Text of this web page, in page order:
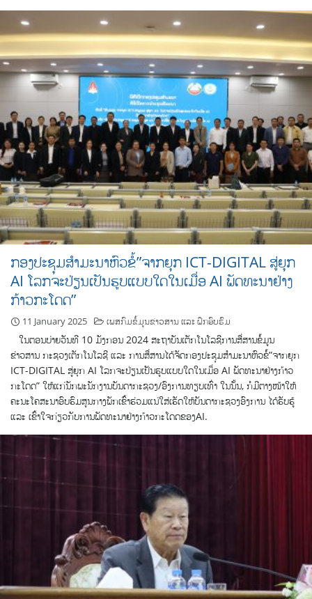
ກອງປະຊຸມສຳມະນາຫົວຂໍ້”ຈາກຍຸກ ICT-DIGITAL ສູ່ຍຸກ
AI ໂລກຈະປ່ຽນເປັນຮູບແບບໃດໃນເມື່ອ AI ພັດທະນາຢ່າງ
ກ້າວກະໂດດ”
11 January 2025 ເພສກົມຂໍ້ມູນຂ່າວສານ ແລະ ຝຶກອົບຮົມ
ໃນຕອນບ່າຍວັນທີ 10 ມັງກອນ 2024 ສະຖາບັນເຕັກໂນໂລຊີການສື່ສານຂໍ້ມູນ
ຂ່າວສານ ກະຊວງເຕັກໂນໂລຊີ ແລະ ການສື່ສານໄດ້ຈັດກອງປະຊຸມສຳມະນາຫົວຂໍ້”ຈາກຍຸກ
ICT-DIGITAL ສູ່ຍຸກ AI ໂລກຈະປ່ຽນເປັນຮູບແບບໃດໃນເມື່ອ AI ພັດທະນາຢ່າງກ້າວ
ກະໂດດ” ໃຫ້ແກ່ນັກພະນັກງານບັນດາກະຊວງ/ອົງການທຽບເທົ່າ ໃນນັ້ນ, ກໍມີຕາງໜ້າໃຫ້
ຄະນະໂຄສະນາອົບຮົມສູນກາງພັກເຂົ້າຮ່ວມແນ່ໃສ່ເຮັດໃຫ້ບັນດາກະຊວງອົງການ ໄດ້ຮັບຮູ້
ແລະ ເຂົ້າໃຈກ່ຽວກັບການພັດທະນາຢ່າງກ້າວກະໂດດຂອງAI.